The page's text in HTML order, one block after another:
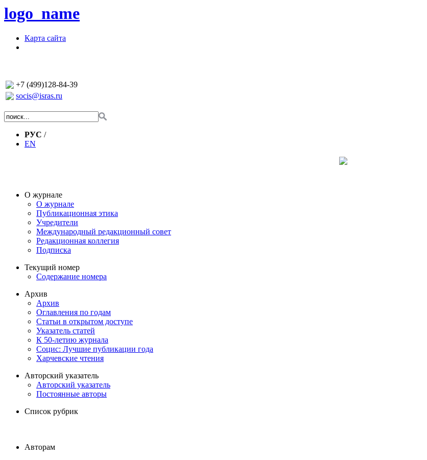
logo_name
Карта сайта
+7 (499)128-84-39
socis@isras.ru
РУС /
EN
О журнале
О журнале
Публикационная этика
Учредители
Международный редакционный совет
Редакционная коллегия
Подписка
Текущий номер
Содержание номера
Архив
Архив
Оглавления по годам
Статьи в открытом доступе
Указатель статей
К 50-летию журнала
Социс: Лучшие публикации года
Харчевские чтения
Авторский указатель
Авторский указатель
Постоянные авторы
Список рубрик
Авторам